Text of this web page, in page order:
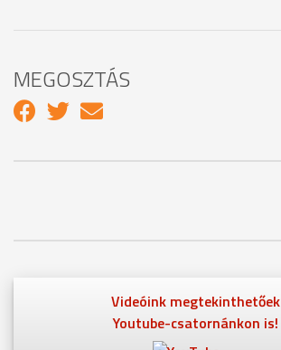
MEGOSZTÁS
Videóink megtekinthetőek
Youtube-csatornánkon is!